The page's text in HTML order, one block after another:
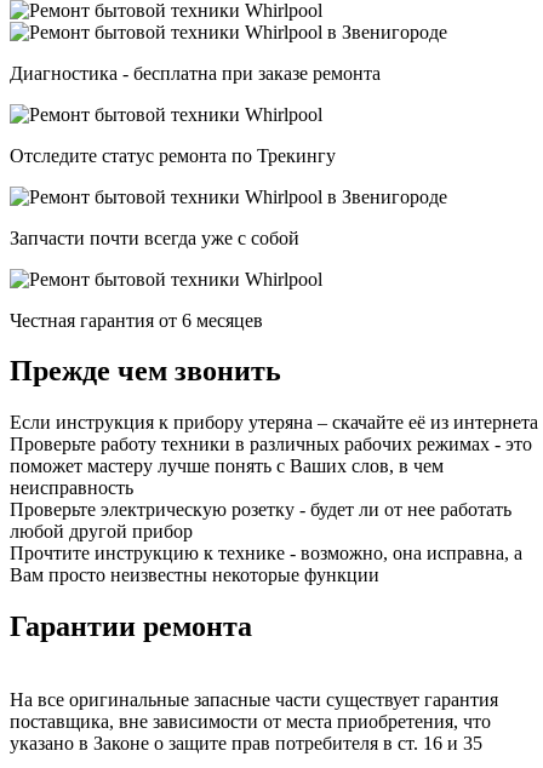
Диагностика - бесплатна при заказе ремонта
Отследите статус ремонта по Трекингу
Запчасти почти всегда уже с собой
Честная гарантия от 6 месяцев
Прежде чем звонить
Если инструкция к прибору утеряна – скачайте её из интернета
Проверьте работу техники в различных рабочих режимах - это
поможет мастеру лучше понять с Ваших слов, в чем
неисправность
Проверьте электрическую розетку - будет ли от нее работать
любой другой прибор
Прочтите инструкцию к технике - возможно, она исправна, а
Вам просто неизвестны некоторые функции
Гарантии ремонта
На все оригинальные запасные части существует гарантия
поставщика, вне зависимости от места приобретения, что
указано в Законе о защите прав потребителя в ст. 16 и 35